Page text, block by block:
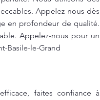
Appelez-nous dès
en profondeur de qualité.
Appelez-nous pour un
Basile-le-Grand
faites confiance à